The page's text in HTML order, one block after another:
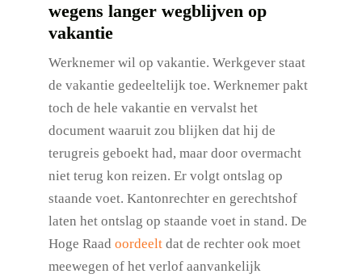
wegens langer wegblijven op
vakantie
Werknemer wil op vakantie. Werkgever staat
de vakantie gedeeltelijk toe. Werknemer pakt
toch de hele vakantie en vervalst het
document waaruit zou blijken dat hij de
terugreis geboekt had, maar door overmacht
niet terug kon reizen. Er volgt ontslag op
staande voet. Kantonrechter en gerechtshof
laten het ontslag op staande voet in stand. De
Hoge Raad oordeelt dat de rechter ook moet
meewegen of het verlof aanvankelijk